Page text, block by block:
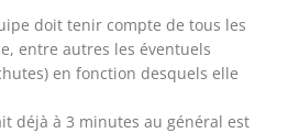
doit tenir compte de tous les
entre autres les éventuels
en fonction desquels elle
déjà à 3 minutes au général est